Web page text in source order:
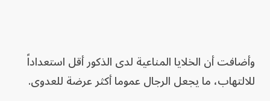
وأضافت أن الخلايا المناعية لدى الذكور أقل استعداداً
للالتهاب، ما يجعل الرجال عموما أكثر عرضة للعدوى.